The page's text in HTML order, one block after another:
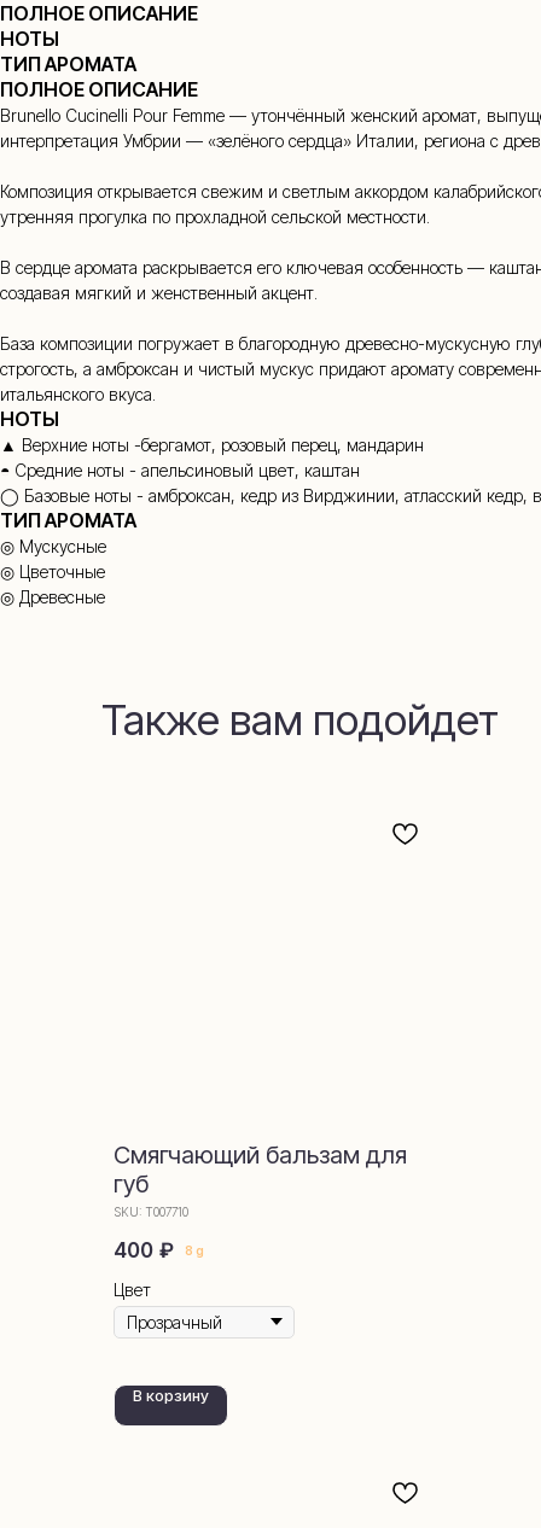
ПОЛНОЕ ОПИСАНИЕ
НОТЫ
ТИП АРОМАТА
ПОЛНОЕ ОПИСАНИЕ
Brunello Cucinelli Pour Femme — утончённый женский аромат,
интерпретация Умбрии — «зелёного сердца» Италии, региона с
Композиция открывается свежим и светлым аккордом
утренняя прогулка по прохладной сельской местности.
В сердце аромата раскрывается его ключевая особенность —
создавая мягкий и женственный акцент.
База композиции погружает в благородную древесно-мускусную
строгость, а амброксан и чистый мускус придают аромату
итальянского вкуса.
НОТЫ
▲ Верхние ноты -бергамот, розовый перец, мандарин
◓ Средние ноты - апельсиновый цвет, каштан
◯ Базовые ноты - амброксан, кедр из Вирджинии, атласский кедр,
ТИП АРОМАТА
◎ Мускусные
◎ Цветочные
◎ Древесные
Также вам подойдет
Смягчающий бальзам для
губ
SKU: Т007710
400 ₽ 8 g
Цвет
В корзину